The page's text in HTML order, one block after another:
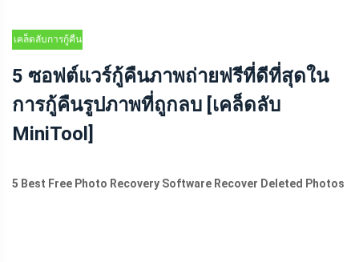
เคล็ดลับการกู้คืน
5 ซอฟต์แวร์กู้คืนภาพถ่ายฟรีที่ดีที่สุดใน
การกู้คืนรูปภาพที่ถูกลบ [เคล็ดลับ
MiniTool]
5 Best Free Photo Recovery Software Recover Deleted Photos